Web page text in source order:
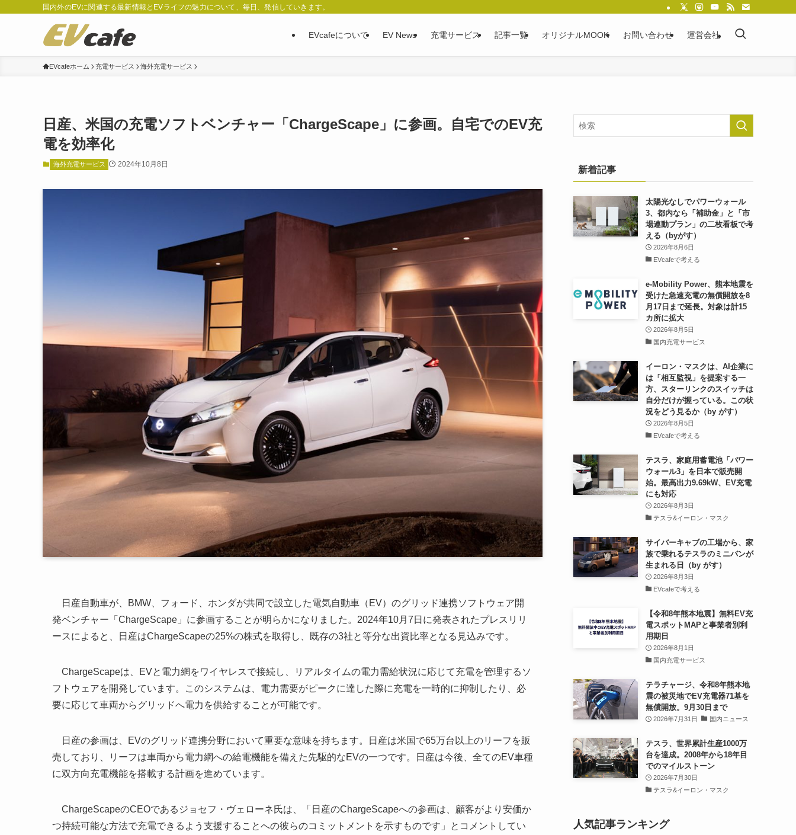
国内外のEVに関連する最新情報とEVライフの魅力について、毎日、発信していきます。
EVcafeについて EV News 充電サービス 記事一覧 オリジナルMOOK お問い合わせ 運営会社
EVcafeホーム 充電サービス 海外充電サービス
日産、米国の充電ソフトベンチャー「ChargeScape」に参画。自宅でのEV充
電を効率化
海外充電サービス 2024年10月8日
日産自動車が、BMW、フォード、ホンダが共同で設立した電気自動車（EV）のグリッド連携ソフトウェア開
発ベンチャー「ChargeScape」に参画することが明らかになりました。2024年10月7日に発表されたプレスリリ
ースによると、日産はChargeScapeの25%の株式を取得し、既存の3社と等分な出資比率となる見込みです。
ChargeScapeは、EVと電力網をワイヤレスで接続し、リアルタイムの電力需給状況に応じて充電を管理するソ
フトウェアを開発しています。このシステムは、電力需要がピークに達した際に充電を一時的に抑制したり、必
要に応じて車両からグリッドへ電力を供給することが可能です。
日産の参画は、EVのグリッド連携分野において重要な意味を持ちます。日産は米国で65万台以上のリーフを販
売しており、リーフは車両から電力網への給電機能を備えた先駆的なEVの一つです。日産は今後、全てのEV車種
に双方向充電機能を搭載する計画を進めています。
ChargeScapeのCEOであるジョセフ・ヴェローネ氏は、「日産のChargeScapeへの参画は、顧客がより安価か
つ持続可能な方法で充電できるよう支援することへの彼らのコミットメントを示すものです」とコメントしてい
新着記事
太陽光なしでパワーウォール
3、都内なら「補助金」と「市
場連動プラン」の二枚看板で考
える（byがす）
2026年8月6日
EVcafeで考える
e-Mobility Power、熊本地震を
受けた急速充電の無償開放を8
月17日まで延長。対象は計15
カ所に拡大
2026年8月5日
国内充電サービス
イーロン・マスクは、AI企業に
は「相互監視」を提案する一
方、スターリンクのスイッチは
自分だけが握っている。この状
況をどう見るか（by がす）
2026年8月5日
EVcafeで考える
テスラ、家庭用蓄電池「パワー
ウォール3」を日本で販売開
始。最高出力9.69kW、EV充電
にも対応
2026年8月3日
テスラ&イーロン・マスク
サイバーキャブの工場から、家
族で乗れるテスラのミニバンが
生まれる日（by がす）
2026年8月3日
EVcafeで考える
【令和8年熊本地震】無料EV充
電スポットMAPと事業者別利
用期日
2026年8月1日
国内充電サービス
テラチャージ、令和8年熊本地
震の被災地でEV充電器71基を
無償開放。9月30日まで
2026年7月31日 国内ニュース
テスラ、世界累計生産1000万
台を達成。2008年から18年目
でのマイルストーン
2026年7月30日
テスラ&イーロン・マスク
人気記事ランキング